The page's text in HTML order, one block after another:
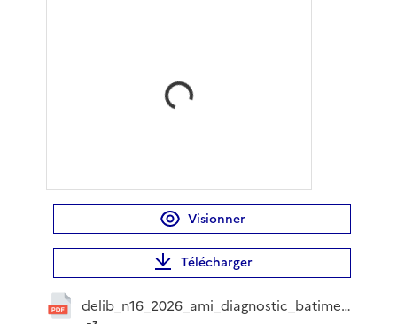
Chargement, veuillez patienter...Visionner
Télécharger
delib_n16_2026_ami_diagnostic_batiments_publics_co_20260706155455519884.pdf